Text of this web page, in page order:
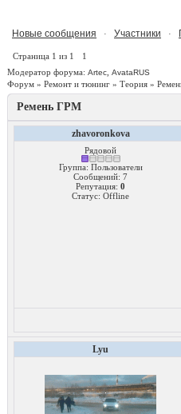
Новые сообщения · Участники ·
Страница 1 из 1
1
Модератор форума: Artec AvataRUS
Форум » Ремонт и тюнинг » Теория »
Ремень ГРМ
zhavoronkova
Рядовой
Группа: Пользователи
Сообщений: 7
Репутация: 0
Статус: Offline
Lyu